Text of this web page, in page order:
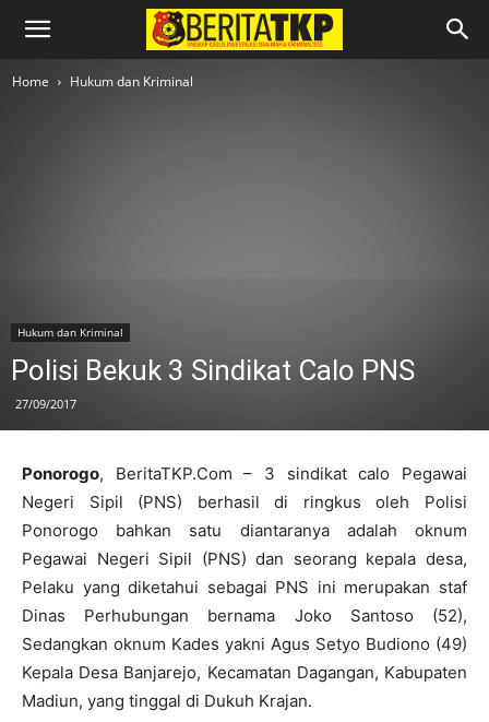
Home Hukum dan Kriminal
Hukum dan Kriminal
Polisi Bekuk 3 Sindikat Calo PNS
27/09/2017
Ponorogo, BeritaTKP.Com – 3 sindikat calo Pegawai
Negeri Sipil (PNS) berhasil di ringkus oleh Polisi
Ponorogo bahkan satu diantaranya adalah oknum
Pegawai Negeri Sipil (PNS) dan seorang kepala desa,
Pelaku yang diketahui sebagai PNS ini merupakan staf
Dinas Perhubungan bernama Joko Santoso (52),
Sedangkan oknum Kades yakni Agus Setyo Budiono (49)
Kepala Desa Banjarejo, Kecamatan Dagangan, Kabupaten
Madiun, yang tinggal di Dukuh Krajan.